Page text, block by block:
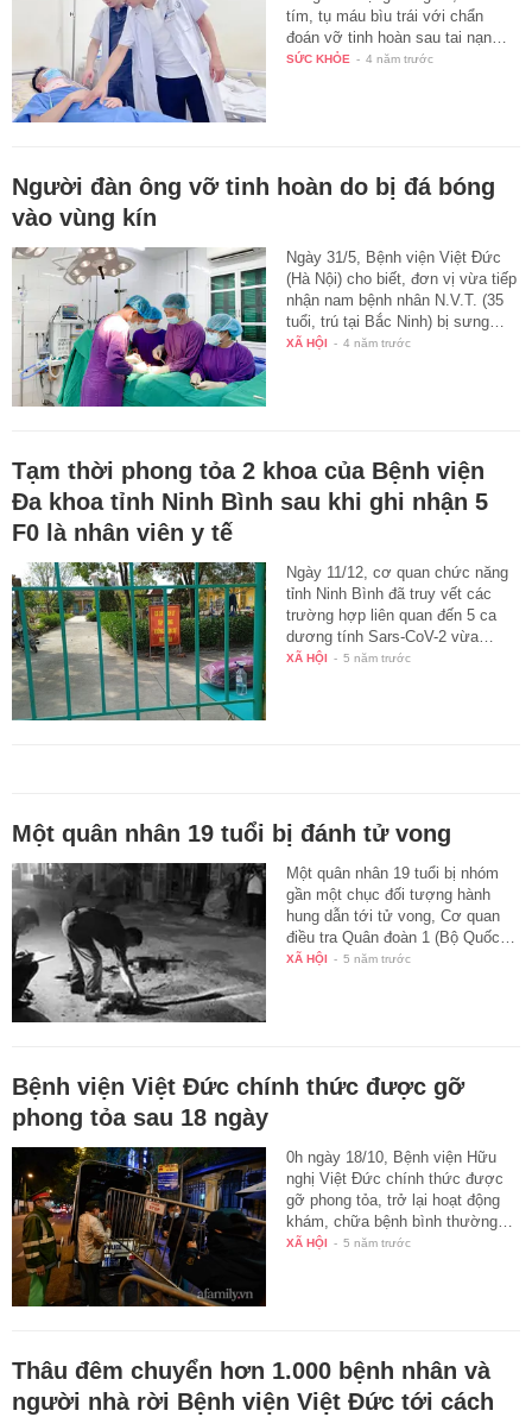
tím, tụ máu bìu trái với chẩn
đoán vỡ tinh hoàn sau tai nạn…
SỨC KHỎE - 4 năm trước
Người đàn ông vỡ tinh hoàn do bị đá bóng
vào vùng kín
Ngày 31/5, Bệnh viện Việt Đức
(Hà Nội) cho biết, đơn vị vừa tiếp
nhận nam bệnh nhân N.V.T. (35
tuổi, trú tại Bắc Ninh) bị sưng…
XÃ HỘI - 4 năm trước
Tạm thời phong tỏa 2 khoa của Bệnh viện
Đa khoa tỉnh Ninh Bình sau khi ghi nhận 5
F0 là nhân viên y tế
Ngày 11/12, cơ quan chức năng
tỉnh Ninh Bình đã truy vết các
trường hợp liên quan đến 5 ca
dương tính Sars-CoV-2 vừa…
XÃ HỘI - 5 năm trước
Một quân nhân 19 tuổi bị đánh tử vong
Một quân nhân 19 tuổi bị nhóm
gần một chục đối tượng hành
hung dẫn tới tử vong, Cơ quan
điều tra Quân đoàn 1 (Bộ Quốc…
XÃ HỘI - 5 năm trước
Bệnh viện Việt Đức chính thức được gỡ
phong tỏa sau 18 ngày
0h ngày 18/10, Bệnh viện Hữu
nghị Việt Đức chính thức được
gỡ phong tỏa, trở lại hoạt động
khám, chữa bệnh bình thường…
XÃ HỘI - 5 năm trước
Thâu đêm chuyển hơn 1.000 bệnh nhân và
người nhà rời Bệnh viện Việt Đức tới cách